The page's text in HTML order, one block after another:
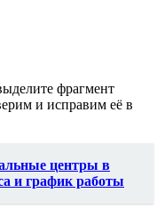
фрагмент
и исправим её в
центры в
и график работы